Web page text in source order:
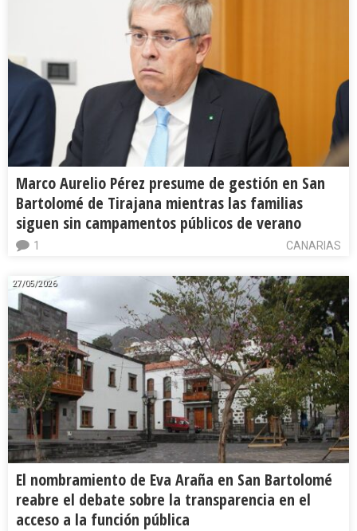
Marco Aurelio Pérez presume de gestión en San
Bartolomé de Tirajana mientras las familias
siguen sin campamentos públicos de verano
CANARIAS
1
27/05/2026
El nombramiento de Eva Araña en San Bartolomé
reabre el debate sobre la transparencia en el
acceso a la función pública